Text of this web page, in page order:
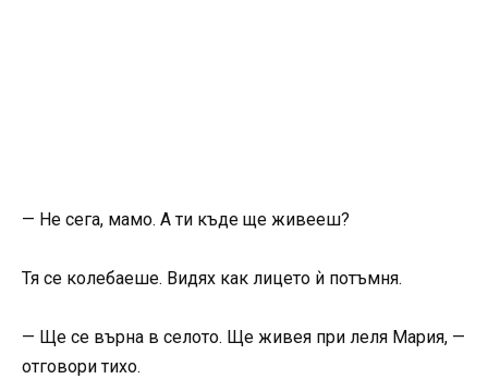
— Не сега, мамо. А ти къде ще живееш?
Тя се колебаеше. Видях как лицето ѝ потъмня.
— Ще се върна в селото. Ще живея при леля Мария, —
отговори тихо.